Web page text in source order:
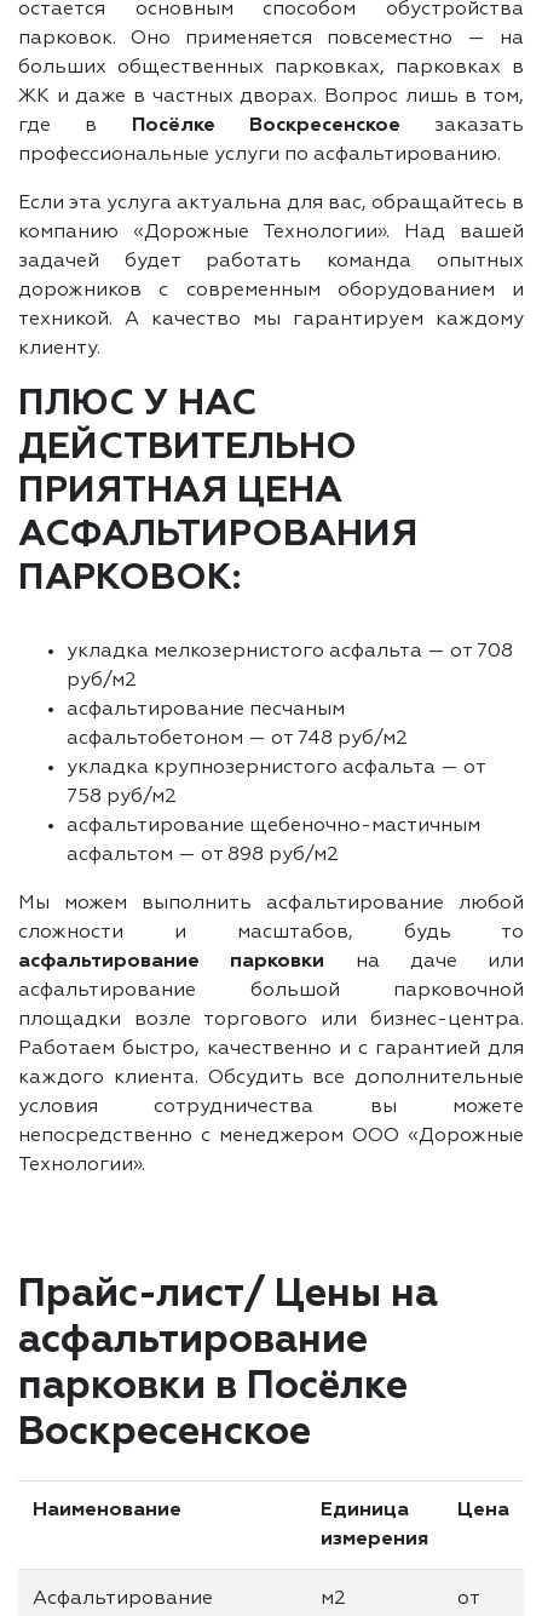
остается основным способом обустройства
парковок. Оно применяется повсеместно — на
больших общественных парковках, парковках в
ЖК и даже в частных дворах. Вопрос лишь в том,
где в
Посёлке Воскресенское заказать
профессиональные услуги по асфальтированию.
Если эта услуга актуальна для вас, обращайтесь в
компанию «Дорожные Технологии». Над вашей
задачей будет работать команда опытных
дорожников с современным оборудованием и
техникой. А качество мы гарантируем каждому
клиенту.
ПЛЮС У НАС
ДЕЙСТВИТЕЛЬНО
ПРИЯТНАЯ ЦЕНА
АСФАЛЬТИРОВАНИЯ
ПАРКОВОК:
укладка мелкозернистого асфальта — от 708
руб/м2
асфальтирование песчаным
асфальтобетоном — от 748 руб/м2
укладка крупнозернистого асфальта — от
758 руб/м2
асфальтирование щебеночно-мастичным
асфальтом — от 898 руб/м2
Мы можем выполнить асфальтирование любой
сложности и масштабов, будь то
асфальтирование парковки на даче или
асфальтирование большой парковочной
площадки возле торгового или бизнес-центра.
Работаем быстро, качественно и с гарантией для
каждого клиента. Обсудить все дополнительные
условия сотрудничества вы можете
непосредственно с менеджером ООО «Дорожные
Технологии».
Прайс-лист/ Цены на
асфальтирование
парковки в Посёлке
Воскресенское
Наименование
Единица
измерения
Цена
Асфальтирование
м2
от